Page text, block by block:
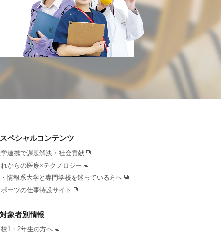
スペシャルコンテンツ
連携で課題解決・社会貢献
からの医療×テクノロジー
情報系大学と専門学校を迷っている方へ
ーツの仕事特設サイト
対象者別情報
1・2年生の方へ